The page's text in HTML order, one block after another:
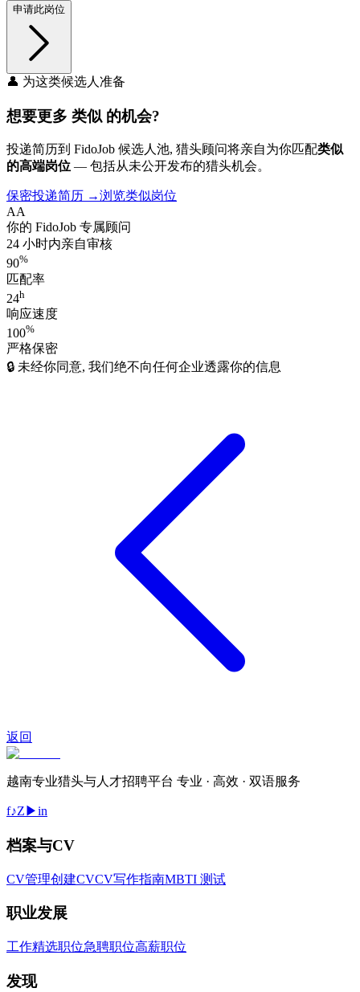
申请此岗位
👤 为这类候选人准备
想要更多 类似 的机会?
投递简历到 FidoJob 候选人池, 猎头顾问将亲自为你匹配类似
的高端岗位 — 包括从未公开发布的猎头机会。
保密投递简历 →浏览类似岗位
AA
你的 FidoJob 专属顾问
24 小时内亲自审核
90%
匹配率
24h
响应速度
100%
严格保密
🔒 未经你同意, 我们绝不向任何企业透露你的信息
返回
越南专业猎头与人才招聘平台 专业 · 高效 · 双语服务
f♪Z ▶in
档案与CV
CV管理创建CVCV写作指南MBTI 测试
职业发展
工作精选职位急聘职位高薪职位
发现